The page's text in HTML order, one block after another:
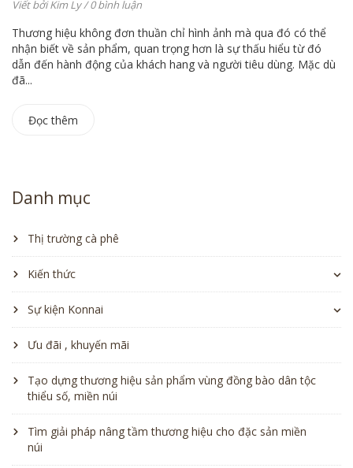
Viết bởiKim Ly/ 0 bình luận
Thương hiệu không đơn thuần chỉ hình ảnh mà qua đó có thể
nhận biết về sản phẩm, quan trọng hơn là sự thấu hiểu từ đó
dẫn đến hành động của khách hang và người tiêu dùng. Mặc dù
đã...
Đọc thêm
Danh mục
Thị trường cà phê
Kiến thức
Sự kiện Konnai
Ưu đãi , khuyến mãi
Tạo dựng thương hiệu sản phẩm vùng đồng bào dân tộc
thiểu số, miền núi
Tìm giải pháp nâng tầm thương hiệu cho đặc sản miền
núi